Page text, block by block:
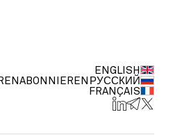
ABONNIEREN
ENGLISH
РУССКИЙ
FRANÇAIS